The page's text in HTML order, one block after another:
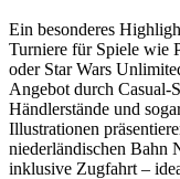
Ein besonderes
Turniere für Spiele wie
oder Star Wars
Angebot durch Casual-
Händlerstände und
Illustrationen
niederländischen Bahn
inklusive Zugfahrt –